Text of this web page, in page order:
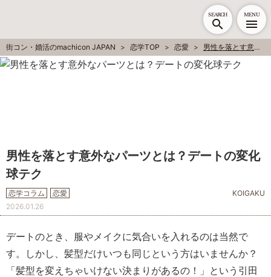
SEARCH MENU
街コン・婚活のmachicon JAPAN 恋学TOP 恋愛 男性を落とす意外なパーツとは？デートの変化球テク
男性を落とす意外なパーツとは？デートの変化
球テク
恋学コラム 恋愛
KOIGAKU
2026.01.26
デートのとき、服やメイクに気合いを入れるのは当然で
す。しかし、 髪型だけいつも同じ という方はいませんか？
「髪型を変えちゃいけない決まりがあるの！」という引田